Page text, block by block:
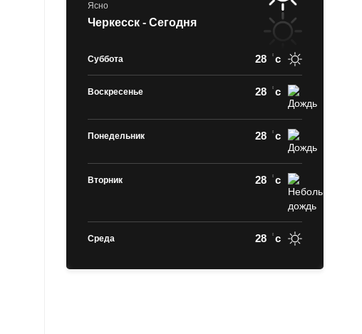
Ясно
Черкесск - Сегодня
Суббота 28 c
Воскресенье 28 c
Понедельник 28 c
Вторник 28 c
Среда 28 c